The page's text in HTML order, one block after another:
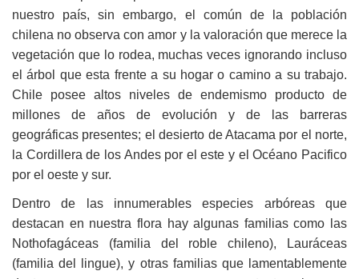
nuestro país, sin embargo, el común de la población
chilena no observa con amor y la valoración que merece la
vegetación que lo rodea, muchas veces ignorando incluso
el árbol que esta frente a su hogar o camino a su trabajo.
Chile posee altos niveles de endemismo producto de
millones de años de evolución y de las barreras
geográficas presentes; el desierto de Atacama por el norte,
la Cordillera de los Andes por el este y el Océano Pacifico
por el oeste y sur.
Dentro de las innumerables especies arbóreas que
destacan en nuestra flora hay algunas familias como las
Nothofagáceas (familia del roble chileno), Lauráceas
(familia del lingue), y otras familias que lamentablemente